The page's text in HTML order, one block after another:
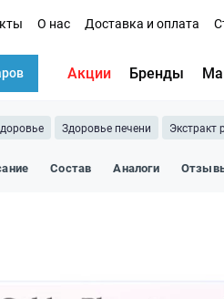
О нас Доставка и оплата
Акции Бренды
Здоровье печени Экстракт
Состав Аналоги